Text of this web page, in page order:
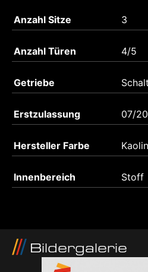
Anzahl Sitze 3
Anzahl Türen 4/5
Getriebe
Erstzulassung 07/
Hersteller Farbe
Innenbereich Stoff
Bildergalerie